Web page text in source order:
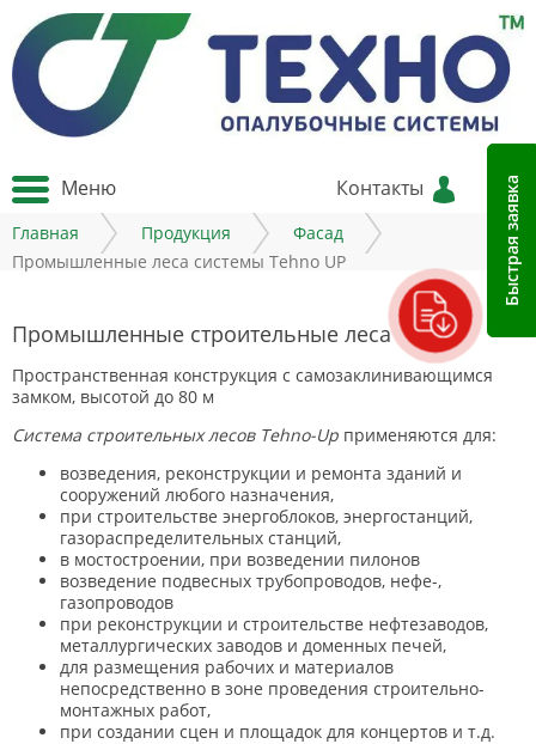
Меню Контакты
Главная Продукция
Фасад
Промышленные леса системы Tehno UP
Промышленные строительные леса
Пространственная конструкция с самозаклинивающимся
замком, высотой до 80 м
Система строительных лесов Tehno-Up применяются для:
возведения, реконструкции и ремонта зданий и
сооружений любого назначения,
при строительстве энергоблоков, энергостанций,
газораспределительных станций,
в мостостроении, при возведении пилонов
возведение подвесных трубопроводов, нефе-,
газопроводов
при реконструкции и строительстве нефтезаводов,
металлургических заводов и доменных печей,
для размещения рабочих и материалов
непосредственно в зоне проведения строительно-
монтажных работ,
при создании сцен и площадок для концертов и т.д.
Быстрая заявка